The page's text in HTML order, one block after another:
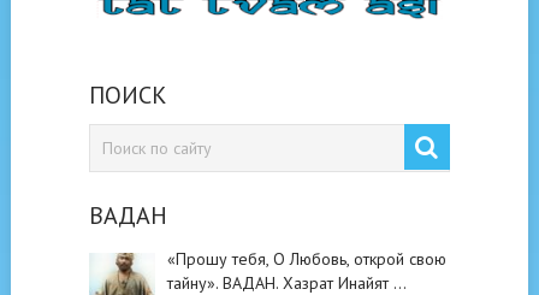
ПОИСК
ВАДАН
«Прошу тебя, О Любовь, открой свою
тайну». ВАДАН. Хазрат Инайят …